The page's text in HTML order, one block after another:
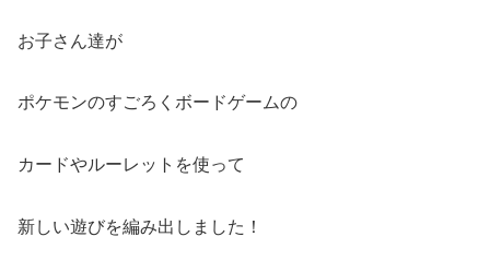
お子さん達が
ポケモンのすごろくボードゲームの
カードやルーレットを使って
新しい遊びを編み出しました！